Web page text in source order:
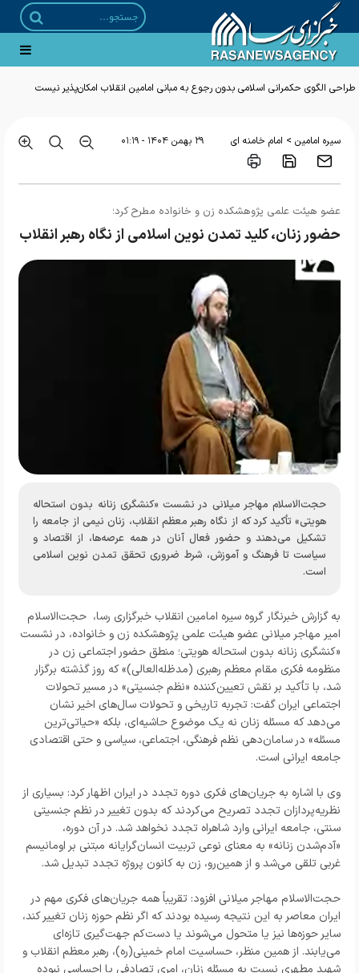
طراحی الگوی حکمرانی اسلامی بدون رجوع به مبانی امامین انقلاب امکان‌پذیر نیست
سیره امامین > امام خامنه ای ۲۹ بهمن ۱۴۰۴ - ۰۱:۱۹
عضو هیئت علمی پژوهشکده زن و خانواده مطرح کرد؛
حضور زنان، کلید تمدن نوین اسلامی از نگاه رهبر انقلاب
حجت‌الاسلام مهاجر میلانی در نشست «کنشگری زنانه بدون استحاله
هویتی» تأکید کرد که از نگاه رهبر معظم انقلاب، زنان نیمی از جامعه را
تشکیل می‌دهند و حضور فعال آنان در همه عرصه‌ها، از اقتصاد و
سیاست تا فرهنگ و آموزش، شرط ضروری تحقق تمدن نوین اسلامی
است.
به گزارش خبرنگار گروه سیره امامین انقلاب خبرگزاری رسا، حجت‌الاسلام
امیر مهاجر میلانی عضو هیئت علمی پژوهشکده زن و خانواده، در نشست
«کنشگری زنانه بدون استحاله هویتی؛ منطق حضور اجتماعی زن در
منظومه فکری مقام معظم رهبری (مدظله‌العالی)» که روز گذشته برگزار
شد، با تأکید بر نقش تعیین‌کننده «نظم جنسیتی» در مسیر تحولات
اجتماعی ایران گفت: تجربه تاریخی و تحولات سال‌های اخیر نشان
می‌دهد که مسئله زنان نه یک موضوع حاشیه‌ای، بلکه «حیاتی‌ترین
مسئله» در سامان‌دهی نظم فرهنگی، اجتماعی، سیاسی و حتی اقتصادی
جامعه ایرانی است.
وی با اشاره به جریان‌های فکری دوره تجدد در ایران اظهار کرد: بسیاری از
نظریه‌پردازان تجدد تصریح می‌کردند که بدون تغییر در نظم جنسیتی
سنتی، جامعه ایرانی وارد شاهراه تجدد نخواهد شد. در آن دوره،
«آدم‌شدن زنانه» به معنای نوعی تربیت انسان‌گرایانه مبتنی بر اومانیسم
غربی تلقی می‌شد و از همین‌رو، زن به کانون پروژه تجدد تبدیل شد.
حجت‌الاسلام مهاجر میلانی افزود: تقریباً همه جریان‌های فکری مهم در
ایران معاصر به این نتیجه رسیده بودند که اگر نظم حوزه زنان تغییر کند،
سایر حوزه‌ها نیز یا متحول می‌شوند یا دست‌کم جهت‌گیری تازه‌ای
می‌یابند. از همین منظر، حساسیت امام خمینی(ره)، رهبر معظم انقلاب و
شهید مطهری نسبت به مسئله زنان، امری تصادفی یا احساسی نبوده